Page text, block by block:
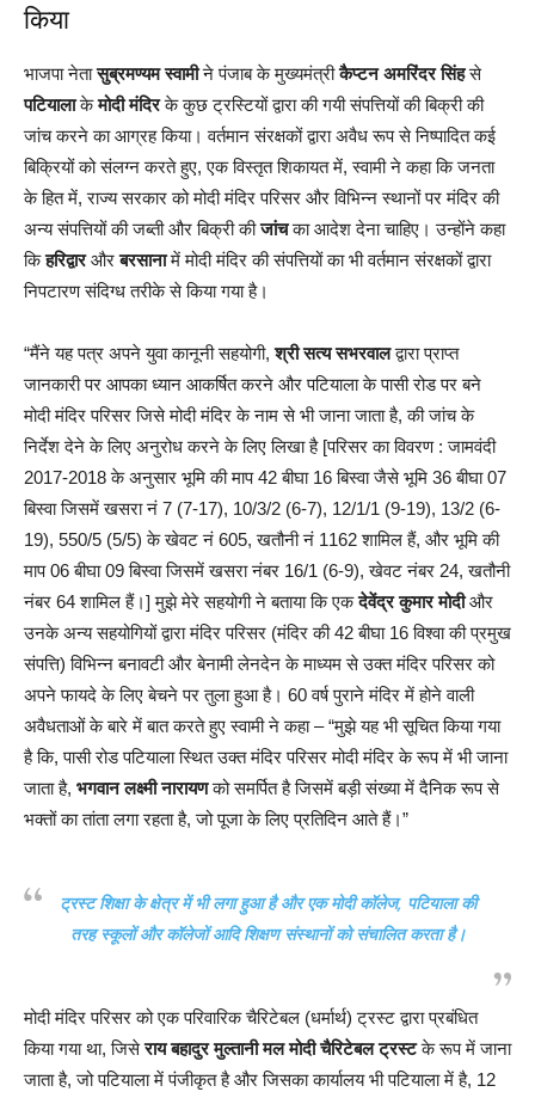
किया
भाजपा नेतासुब्रमण्यम स्वामीने पंजाब के मुख्यमंत्रीकैप्टन अमरिंदर सिंहसे
पटियालाकेमोदी मंदिरके कुछ ट्रस्टियों द्वारा की गयी संपत्तियों की बिक्री की
जांच करने का आग्रह किया। वर्तमान संरक्षकों द्वारा अवैध रूप से निष्पादित कई
बिक्रियों को संलग्न करते हुए, एक विस्तृत शिकायत में, स्वामी ने कहा कि जनता
के हित में, राज्य सरकार को मोदी मंदिर परिसर और विभिन्न स्थानों पर मंदिर की
अन्य संपत्तियों की जब्ती और बिक्री कीजांचका आदेश देना चाहिए। उन्होंने कहा
किहरिद्वारऔरबरसानामें मोदी मंदिर की संपत्तियों का भी वर्तमान संरक्षकों द्वारा
निपटारण संदिग्ध तरीके से किया गया है।
“मैंने यह पत्र अपने युवा कानूनी सहयोगी,श्री सत्य सभरवालद्वारा प्राप्त
जानकारी पर आपका ध्यान आकर्षित करने और पटियाला के पासी रोड पर बने
मोदी मंदिर परिसर जिसे मोदी मंदिर के नाम से भी जाना जाता है, की जांच के
निर्देश देने के लिए अनुरोध करने के लिए लिखा है [परिसर का विवरण : जामवंदी
2017-2018 के अनुसार भूमि की माप 42 बीघा 16 बिस्वा जैसे भूमि 36 बीघा 07
बिस्वा जिसमें खसरा नं 7 (7-17), 10/3/2 (6-7), 12/1/1 (9-19), 13/2 (6-
19), 550/5 (5/5) के खेवट नं 605, खतौनी नं 1162 शामिल हैं, और भूमि की
माप 06 बीघा 09 बिस्वा जिसमें खसरा नंबर 16/1 (6-9), खेवट नंबर 24, खतौनी
नंबर 64 शामिल हैं।] मुझे मेरे सहयोगी ने बताया कि एकदेवेंद्र कुमार मोदीऔर
उनके अन्य सहयोगियों द्वारा मंदिर परिसर (मंदिर की 42 बीघा 16 विश्वा की प्रमुख
संपत्ति) विभिन्न बनावटी और बेनामी लेनदेन के माध्यम से उक्त मंदिर परिसर को
अपने फायदे के लिए बेचने पर तुला हुआ है। 60 वर्ष पुराने मंदिर में होने वाली
अवैधताओं के बारे में बात करते हुए स्वामी ने कहा – “मुझे यह भी सूचित किया गया
है कि, पासी रोड पटियाला स्थित उक्त मंदिर परिसर मोदी मंदिर के रूप में भी जाना
जाता है, भगवान लक्ष्मी नारायणको समर्पित है जिसमें बड़ी संख्या में दैनिक रूप से
भक्तों का तांता लगा रहता है, जो पूजा के लिए प्रतिदिन आते हैं।”
ट्रस्ट शिक्षा के क्षेत्र में भी लगा हुआ है और एक मोदी कॉलेज, पटियाला की
तरह स्कूलों और कॉलेजों आदि शिक्षण संस्थानों को संचालित करता है।
मोदी मंदिर परिसर को एक परिवारिक चैरिटेबल (धर्मार्थ) ट्रस्ट द्वारा प्रबंधित
किया गया था, जिसेराय बहादुर मुल्तानी मल मोदी चैरिटेबल ट्रस्टके रूप में जाना
जाता है, जो पटियाला में पंजीकृत है और जिसका कार्यालय भी पटियाला में है, 12